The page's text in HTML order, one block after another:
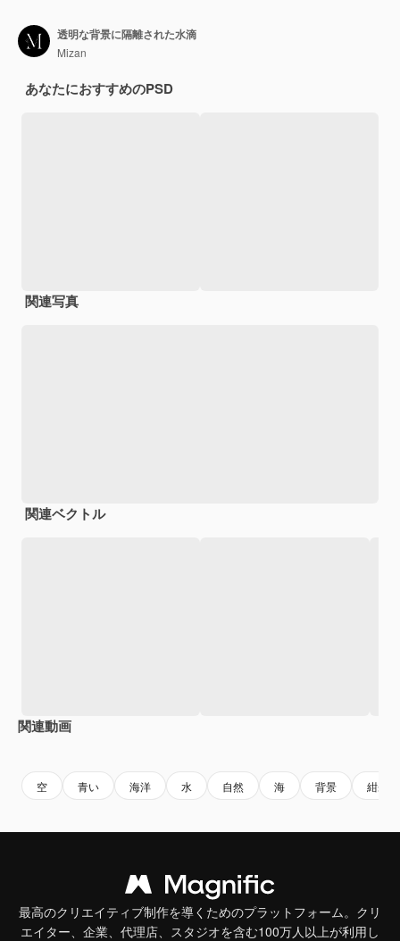
透明な背景に隔離された水滴
Mizan
あなたにおすすめのPSD
関連写真
関連ベクトル
関連動画
空 青い 海洋 水 自然 海 背景 紺碧
最高のクリエイティブ制作を導くためのプラットフォーム。クリ
エイター、企業、代理店、スタジオを含む100万人以上が利用し